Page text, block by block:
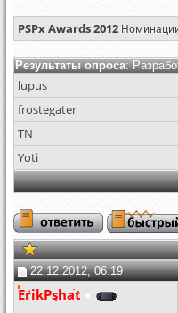
PSPx Awards 2012
Результаты опроса:
lupus
frostegater
TN
Yoti
22.12.2012, 06:19
ErikPshat